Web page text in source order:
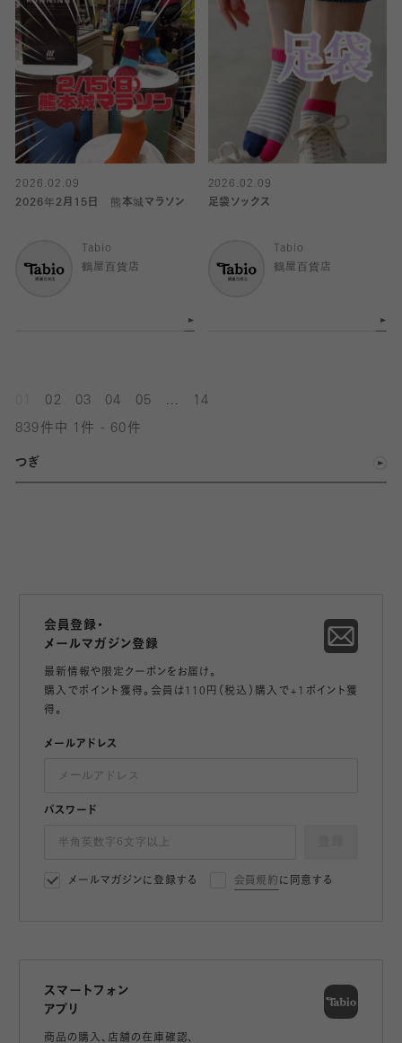
2026.02.09
2026年2月15日 熊本城マラソン
Tabio
鶴屋百貨店
2026.02.09
足袋ソックス
Tabio
鶴屋百貨店
02 03 04 05 14
839件中 1件 - 60件
つぎ
会員登録・
メールマガジン登録
最新情報や限定クーポンをお届け。
購入でポイント獲得。会員は110円（税込）購入で+1ポイント獲
得。
メールアドレス
パスワード
メールマガジンに登録する 会員規約 に同意する
スマートフォン
アプリ
商品の購入、店舗の在庫確認、